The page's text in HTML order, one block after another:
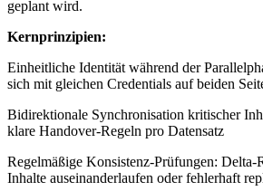
geplant wird.
Kernprinzipien:
Einheitliche Identität während der
sich mit gleichen Credentials auf beiden
Bidirektionale Synchronisation kritischer
klare Handover-Regeln pro Datensatz
Regelmäßige Konsistenz-Prüfungen: Delta-
Inhalte auseinanderlaufen oder fehlerhaft